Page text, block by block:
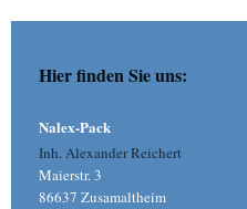
Hier finden Sie uns:
Nalex-Pack
Inh. Alexander Reichert
Maierstr. 3
86637 Zusamaltheim